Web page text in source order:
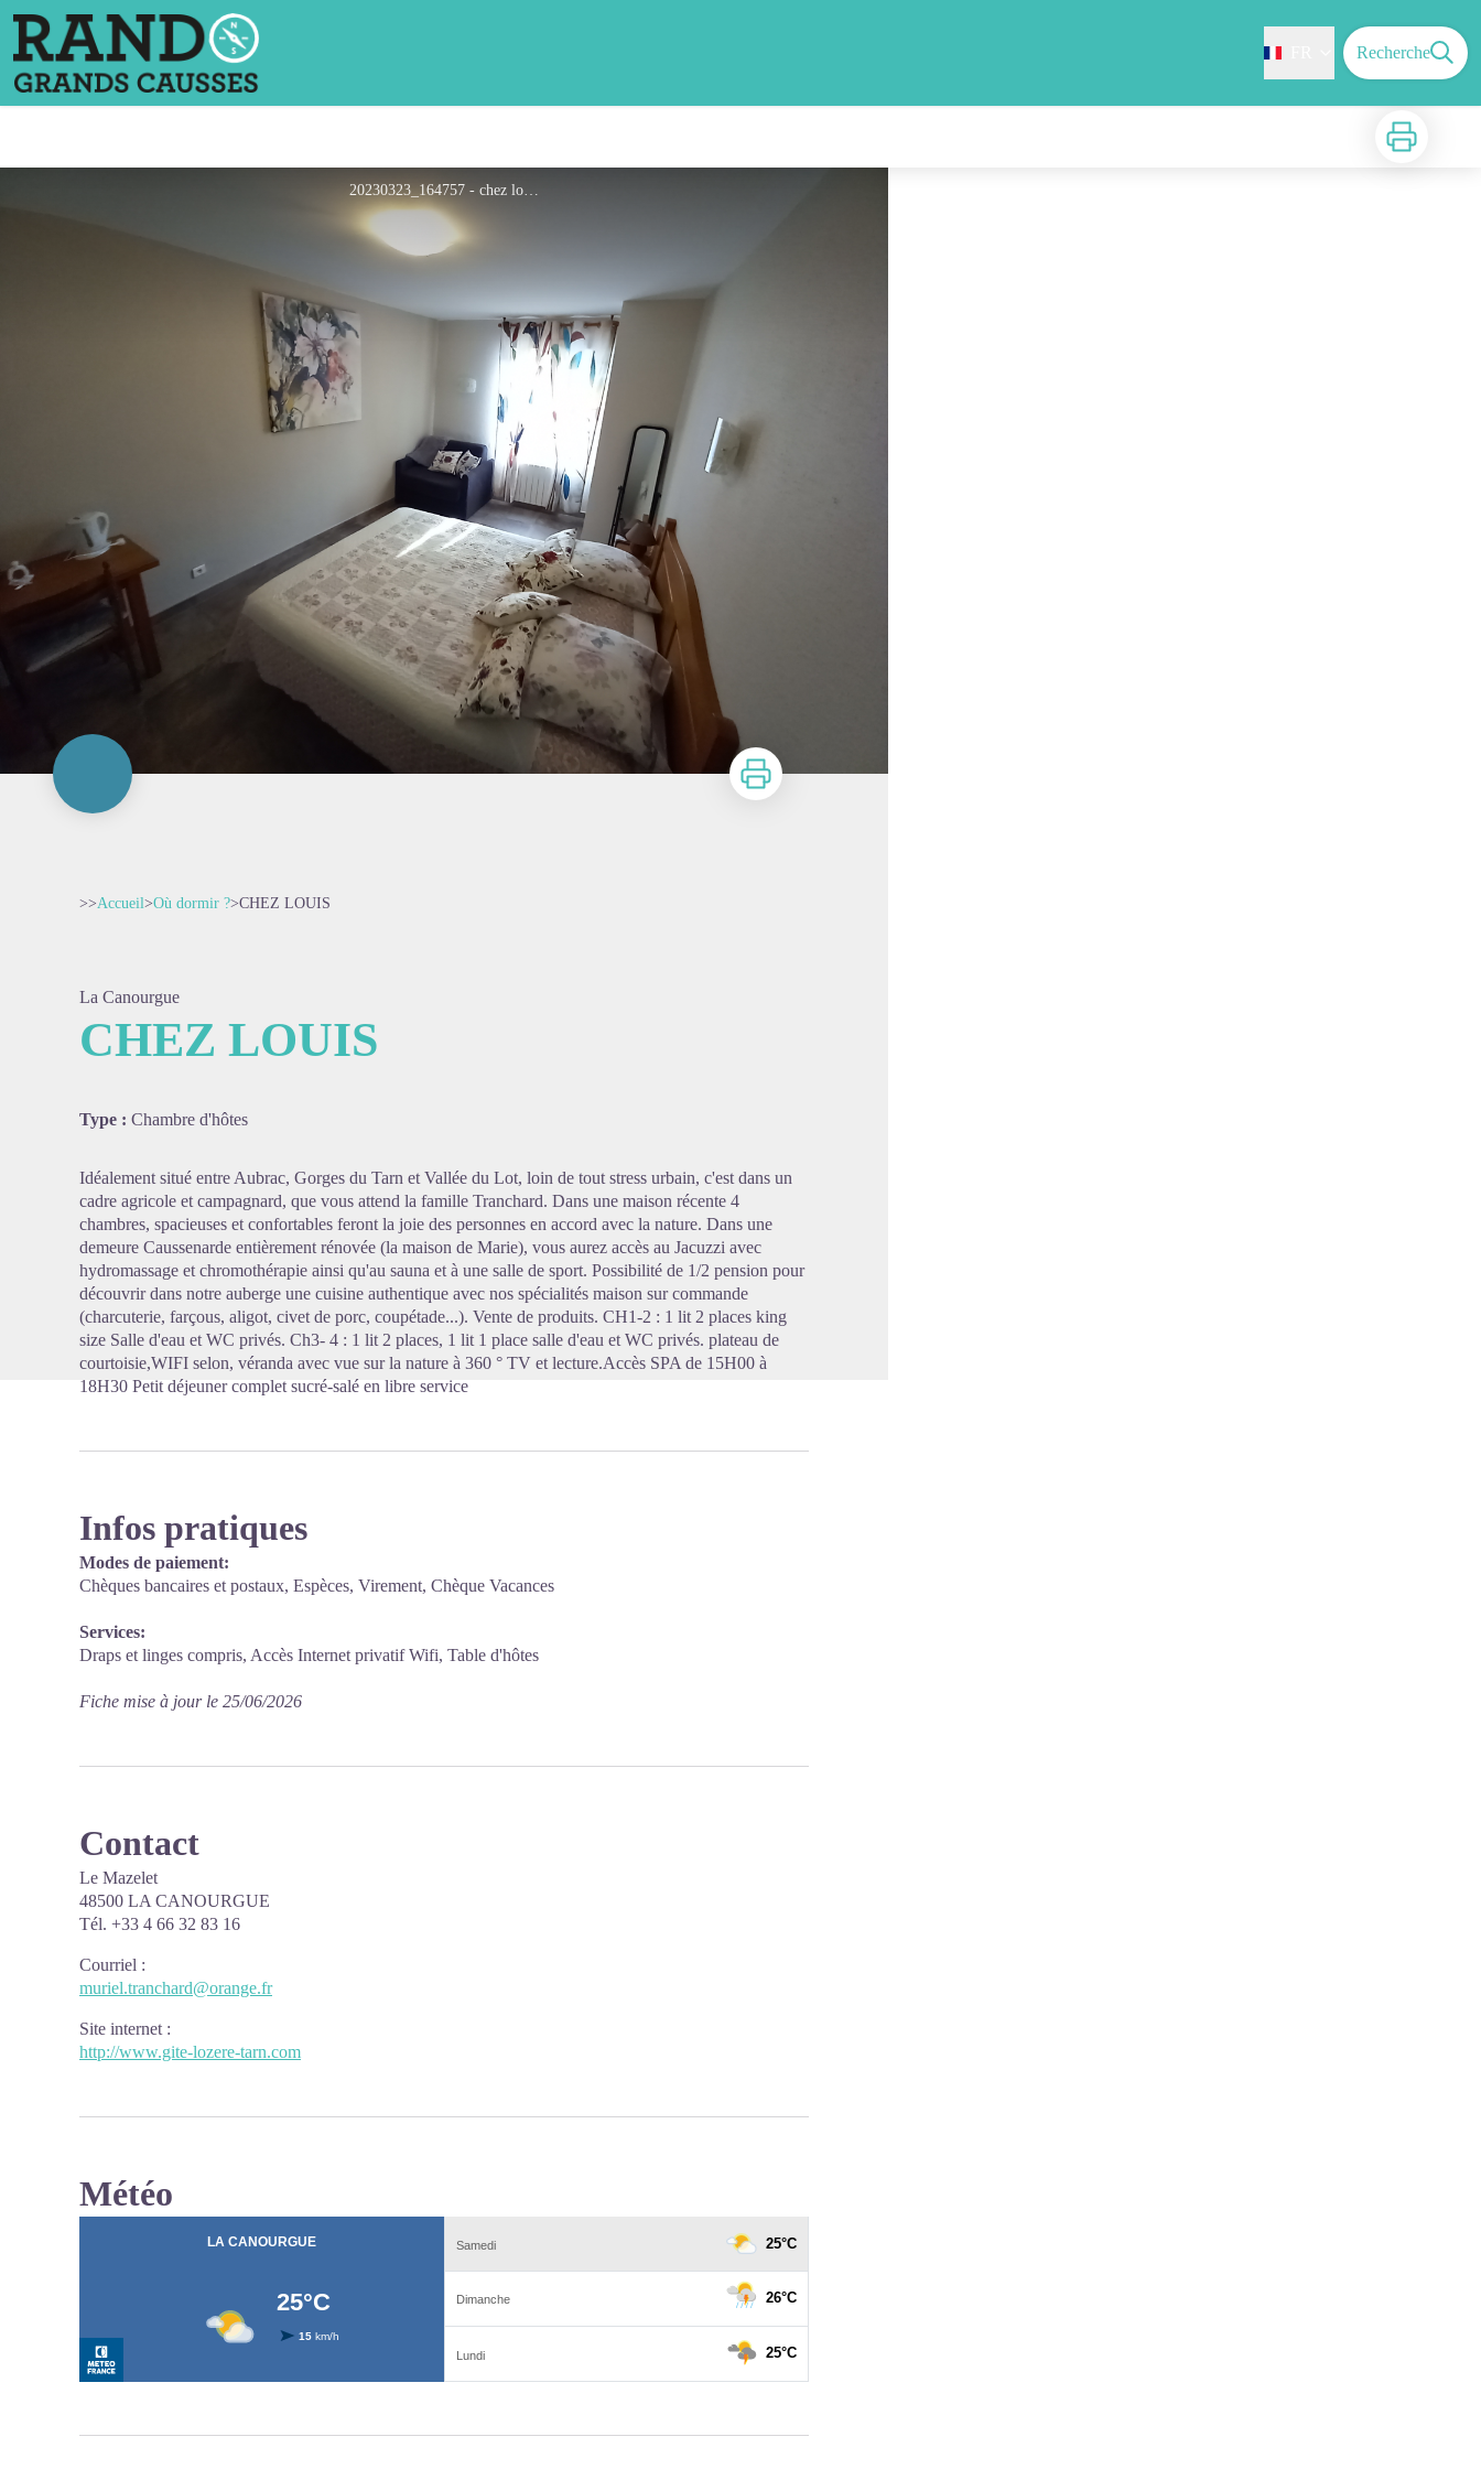
Recherche
Imprimer
20230323_164757 - chez louis
Imprimer
>>Accueil>Où dormir ?>CHEZ LOUIS
La Canourgue
CHEZ LOUIS
Type : Chambre d'hôtes
Idéalement situé entre Aubrac, Gorges du Tarn et Vallée du Lot, loin de tout stress urbain, c'est dans un
cadre agricole et campagnard, que vous attend la famille Tranchard. Dans une maison récente 4
chambres, spacieuses et confortables feront la joie des personnes en accord avec la nature. Dans une
demeure Caussenarde entièrement rénovée (la maison de Marie), vous aurez accès au Jacuzzi avec
hydromassage et chromothérapie ainsi qu'au sauna et à une salle de sport. Possibilité de 1/2 pension pour
découvrir dans notre auberge une cuisine authentique avec nos spécialités maison sur commande
(charcuterie, farçous, aligot, civet de porc, coupétade...). Vente de produits. CH1-2 : 1 lit 2 places king
size Salle d'eau et WC privés. Ch3- 4 : 1 lit 2 places, 1 lit 1 place salle d'eau et WC privés. plateau de
courtoisie,WIFI selon, véranda avec vue sur la nature à 360 ° TV et lecture.Accès SPA de 15H00 à
18H30 Petit déjeuner complet sucré-salé en libre service
Infos pratiques
Modes de paiement:
Chèques bancaires et postaux, Espèces, Virement, Chèque Vacances
Services:
Draps et linges compris, Accès Internet privatif Wifi, Table d'hôtes
Fiche mise à jour le 25/06/2026
Contact
Le Mazelet
48500 LA CANOURGUE
Tél. +33 4 66 32 83 16
Courriel :
muriel.tranchard@orange.fr
Site internet :
http://www.gite-lozere-tarn.com
Météo